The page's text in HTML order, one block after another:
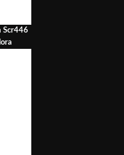
Scr446